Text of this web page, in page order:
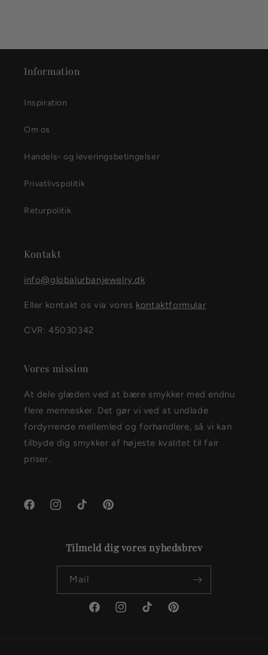
Information
Inspiration
Om os
Handels- og leveringsbetingelser
Privatlivspolitik
Returpolitik
Kontakt
info@globalurbanjewelry.dk
Eller kontakt os via vores kontaktformular
CVR: 45030342
Vores mission
At dele glæden ved at bære smykker med endnu
flere mennesker. Det gør vi ved at undlade
fordyrrende mellemled og forhandlere, så vi kan
tilbyde dig smykker af højeste kvalitet til fair
priser.
FacebookInstagramTikTok Pinterest
Tilmeld dig vores nyhedsbrev
Mail
FacebookInstagramTikTok Pinterest